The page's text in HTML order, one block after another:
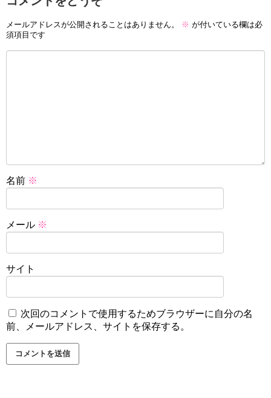
メールアドレスが公開されることはありません。 ※ が付いている欄は必
須項目です
名前 ※
メール ※
サイト
次回のコメントで使用するためブラウザーに自分の名
前、メールアドレス、サイトを保存する。